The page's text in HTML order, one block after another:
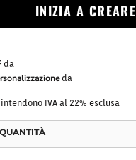
INIZIA A CREARE
da
da
IVA al 22% esclusa